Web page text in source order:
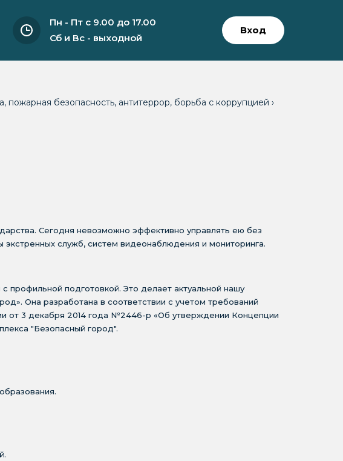
Пн - Пт с 9.00 до 17.00
Сб и Вс - выходной
Вход
пожарная безопасность, антитеррор, борьба с коррупцией ›
Сегодня невозможно эффективно управлять ею без
служб, систем видеонаблюдения и мониторинга.
профильной подготовкой. Это делает актуальной нашу
Она разработана в соответствии с учетом требований
от 3 декабря 2014 года №2446-р «Об утверждении Концепции
"Безопасный город".